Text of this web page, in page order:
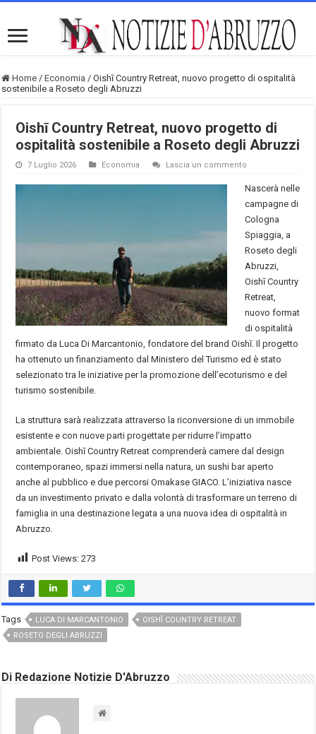
Home / Economia / Oishī Country Retreat, nuovo progetto di ospitalità
sostenibile a Roseto degli Abruzzi
Oishī Country Retreat, nuovo progetto di
ospitalità sostenibile a Roseto degli Abruzzi
7 Luglio 2026 Economia Lascia un commento
Nascerà nelle
campagne di
Cologna
Spiaggia, a
Roseto degli
Abruzzi,
Oishī Country
Retreat,
nuovo format
di ospitalità
firmato da Luca Di Marcantonio, fondatore del brand Oishī. Il progetto
ha ottenuto un finanziamento dal Ministero del Turismo ed è stato
selezionato tra le iniziative per la promozione dell’ecoturismo e del
turismo sostenibile.
La struttura sarà realizzata attraverso la riconversione di un immobile
esistente e con nuove parti progettate per ridurre l’impatto
ambientale. Oishī Country Retreat comprenderà camere dal design
contemporaneo, spazi immersi nella natura, un sushi bar aperto
anche al pubblico e due percorsi Omakase GIACO. L’iniziativa nasce
da un investimento privato e dalla volontà di trasformare un terreno di
famiglia in una destinazione legata a una nuova idea di ospitalità in
Abruzzo.
Post Views: 273
Tags LUCA DI MARCANTONIO
OISHĪ COUNTRY RETREAT
ROSETO DEGLI ABRUZZI
Di Redazione Notizie D'Abruzzo